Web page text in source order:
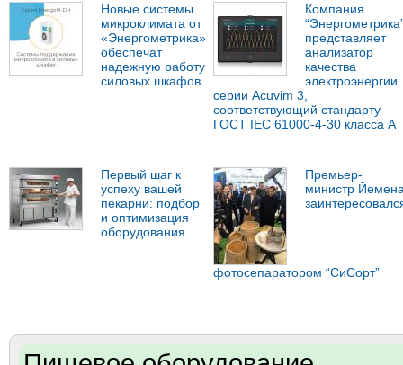
Новые системы
микроклимата от
«Энергометрика»
обеспечат
надежную работу
силовых шкафов
Компания
представляет
анализатор
качества
электроэнергии
серии Acuvim 3,
соответствующий стандарту
ГОСТ IEC 61000-4-30 класса А
Первый шаг к
успеху вашей
пекарни: подбор
и оптимизация
оборудования
Премьер-
министр
фотосепаратором “СиСорт”